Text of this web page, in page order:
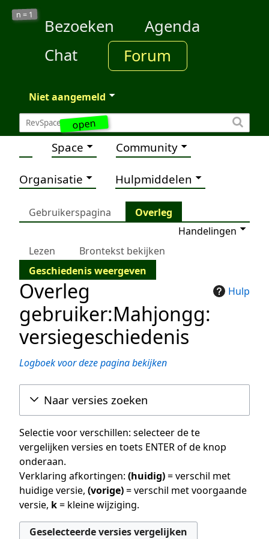
open
n = 1
Bezoeken
Agenda
Chat
Forum
Niet aangemeld
Space Community
Organisatie Hulpmiddelen
Gebruikerspagina
Overleg
Handelingen
Lezen
Brontekst bekijken
Geschiedenis weergeven
Hulp
Overleg
gebruiker:Mahjongg:
versiegeschiedenis
Logboek voor deze pagina bekijken
Naar versies zoeken
Selectie voor verschillen: selecteer de te
vergelijken versies en toets ENTER of de knop
onderaan.
Verklaring afkortingen: (huidig)= verschil met
huidige versie, (vorige)= verschil met voorgaande
versie, k= kleine wijziging.